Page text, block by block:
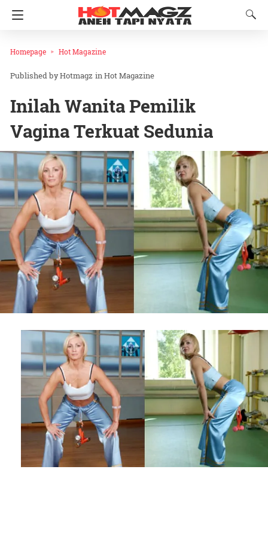
Homepage Hot Magazine
Hotmagz inHot Magazine
Inilah Wanita Pemilik
Vagina Terkuat Sedunia